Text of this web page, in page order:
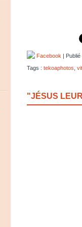
Facebook | Publié
Tags : tekoaphotos
"JÉSUS